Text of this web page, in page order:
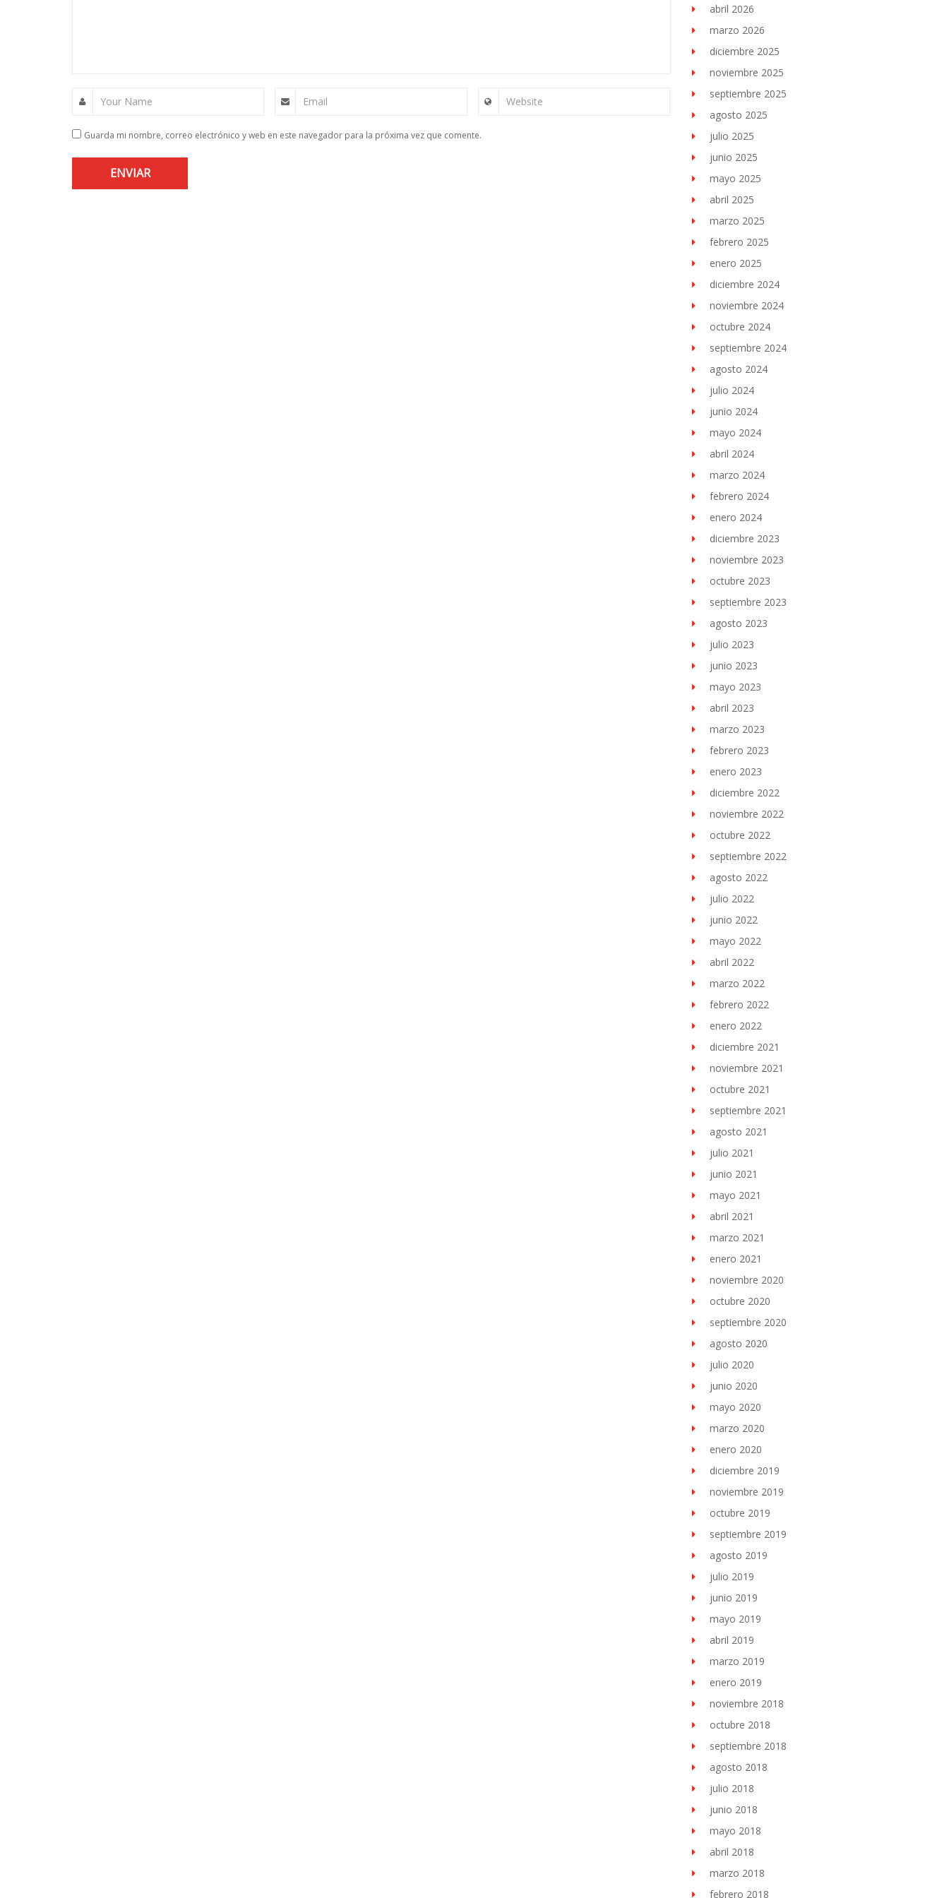
Your Name Email Website
Guarda mi nombre, correo electrónico y web en este navegador para la próxima vez que comente.
abril 2026
marzo 2026
diciembre 2025
noviembre 2025
septiembre 2025
agosto 2025
julio 2025
junio 2025
mayo 2025
abril 2025
marzo 2025
febrero 2025
enero 2025
diciembre 2024
noviembre 2024
octubre 2024
septiembre 2024
agosto 2024
julio 2024
junio 2024
mayo 2024
abril 2024
marzo 2024
febrero 2024
enero 2024
diciembre 2023
noviembre 2023
octubre 2023
septiembre 2023
agosto 2023
julio 2023
junio 2023
mayo 2023
abril 2023
marzo 2023
febrero 2023
enero 2023
diciembre 2022
noviembre 2022
octubre 2022
septiembre 2022
agosto 2022
julio 2022
junio 2022
mayo 2022
abril 2022
marzo 2022
febrero 2022
enero 2022
diciembre 2021
noviembre 2021
octubre 2021
septiembre 2021
agosto 2021
julio 2021
junio 2021
mayo 2021
abril 2021
marzo 2021
enero 2021
noviembre 2020
octubre 2020
septiembre 2020
agosto 2020
julio 2020
junio 2020
mayo 2020
marzo 2020
enero 2020
diciembre 2019
noviembre 2019
octubre 2019
septiembre 2019
agosto 2019
julio 2019
junio 2019
mayo 2019
abril 2019
marzo 2019
enero 2019
noviembre 2018
octubre 2018
septiembre 2018
agosto 2018
julio 2018
junio 2018
mayo 2018
abril 2018
marzo 2018
febrero 2018